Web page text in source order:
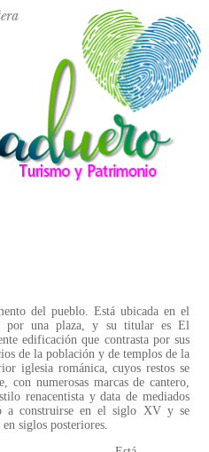
del pueblo. Está ubicada en el
por una plaza, y su titular es El
edificación que contrasta por sus
de la población y de templos de la
iglesia románica, cuyos restos se
con numerosas marcas de cantero,
renacentista y data de mediados
a construirse en el siglo XV y se
siglos posteriores.